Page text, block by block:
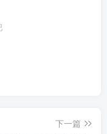
下一篇